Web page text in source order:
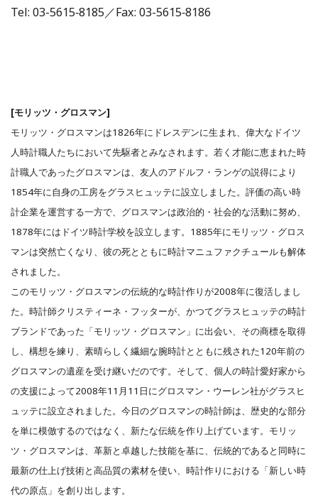
Tel: 03-5615‐8185／Fax: 03-5615‐8186
[モリッツ・グロスマン]
モリッツ・グロスマンは1826年にドレスデンに生まれ、偉大なドイツ
人時計職人たちにおいて先駆者とみなされます。若く才能に恵まれた時
計職人であったグロスマンは、友人のアドルフ・ランゲの説得により
1854年に自身の工房をグラスヒュッテに設立しました。評価の高い時
計企業を運営する一方で、グロスマンは政治的・社会的な活動に努め、
1878年にはドイツ時計学校を設立します。1885年にモリッツ・グロス
マンは突然亡くなり、彼の死とともに時計マニュファクチュールも解体
されました。
このモリッツ・グロスマンの伝統的な時計作りが2008年に復活しまし
た。時計師クリスティーネ・フッターが、かつてグラスヒュッテの時計
ブランドであった「モリッツ・グロスマン」に出会い、その商標を取得
し、構想を練り、素晴らしく繊細な腕時計とともに残された120年前の
グロスマンの遺産を受け継いだのです。そして、個人の時計愛好家から
の支援によって2008年11月11日にグロスマン・ウーレン社がグラスヒ
ュッテに設立されました。今日のグロスマンの時計師は、歴史的な部分
を単に模倣するのではなく、新たな伝統を作り上げています。モリッ
ツ・グロスマンは、革新と卓越した技能を基に、伝統的であると同時に
最新の仕上げ技術と高品質の素材を使い、時計作りにおける「新しい時
代の原点」を創り出します。